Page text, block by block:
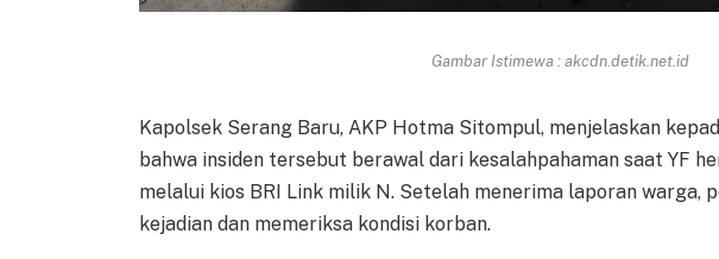
Gambar Istimewa : akcdn.detik.net.id
Kapolsek Serang Baru, AKP Hotma Sitompul, menjelaskan
bahwa insiden tersebut berawal dari kesalahpahaman saat YF
melalui kios BRI Link milik N. Setelah menerima laporan warga,
kejadian dan memeriksa kondisi korban.